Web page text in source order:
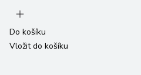
Do košíku
Vložit do košíku